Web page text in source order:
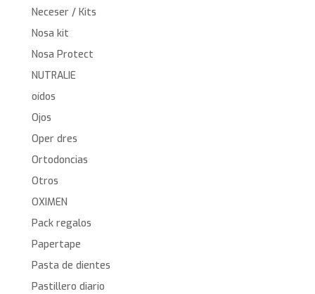
Neceser / Kits
Nosa kit
Nosa Protect
NUTRALIE
oídos
Ojos
Oper dres
Ortodoncias
Otros
OXIMEN
Pack regalos
Papertape
Pasta de dientes
Pastillero diario